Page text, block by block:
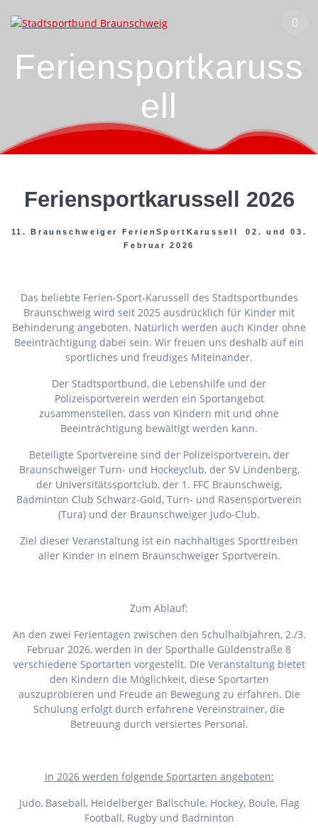
Inhalt
Feriensportkaruss
ell
Feriensportkarussell 2026
11. Braunschweiger FerienSportKarussell 02. und 03.
Februar 2026
Das beliebte Ferien-Sport-Karussell des Stadtsportbundes
Braunschweig wird seit 2025 ausdrücklich für Kinder mit
Behinderung angeboten. Natürlich werden auch Kinder ohne
Beeinträchtigung dabei sein. Wir freuen uns deshalb auf ein
sportliches und freudiges Miteinander.
Der Stadtsportbund, die Lebenshilfe und der
Polizeisportverein werden ein Sportangebot
zusammenstellen, dass von Kindern mit und ohne
Beeinträchtigung bewältigt werden kann.
Beteiligte Sportvereine sind der Polizeisportverein, der
Braunschweiger Turn- und Hockeyclub, der SV Lindenberg,
der Universitätssportclub, der 1. FFC Braunschweig,
Badminton Club Schwarz-Gold, Turn- und Rasensportverein
(Tura) und der Braunschweiger Judo-Club.
Ziel dieser Veranstaltung ist ein nachhaltiges Sporttreiben
aller Kinder in einem Braunschweiger Sportverein.
Zum Ablauf:
An den zwei Ferientagen zwischen den Schulhalbjahren, 2./3.
Februar 2026, werden in der Sporthalle Güldenstraße 8
verschiedene Sportarten vorgestellt. Die Veranstaltung bietet
den Kindern die Möglichkeit, diese Sportarten
auszuprobieren und Freude an Bewegung zu erfahren. Die
Schulung erfolgt durch erfahrene Vereinstrainer, die
Betreuung durch versiertes Personal.
In 2026 werden folgende Sportarten angeboten:
Judo, Baseball, Heidelberger Ballschule, Hockey, Boule, Flag
Football, Rugby und Badminton